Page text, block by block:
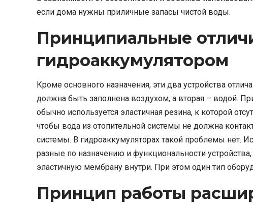
если дома нужны приличные запасы чистой воды.
Принципиальные
гидроаккумулятором
Кроме основного назначения, эти два устройства
должна быть заполнена воздухом, а вторая – водой.
обычно используется эластичная резина, к которой
чтобы вода из отопительной системы не должна
системы. В гидроаккумуляторах такой проблемы нет.
разные по назначению и функциональности
эластичную мембрану внутри. При этом один тип
Принцип работы